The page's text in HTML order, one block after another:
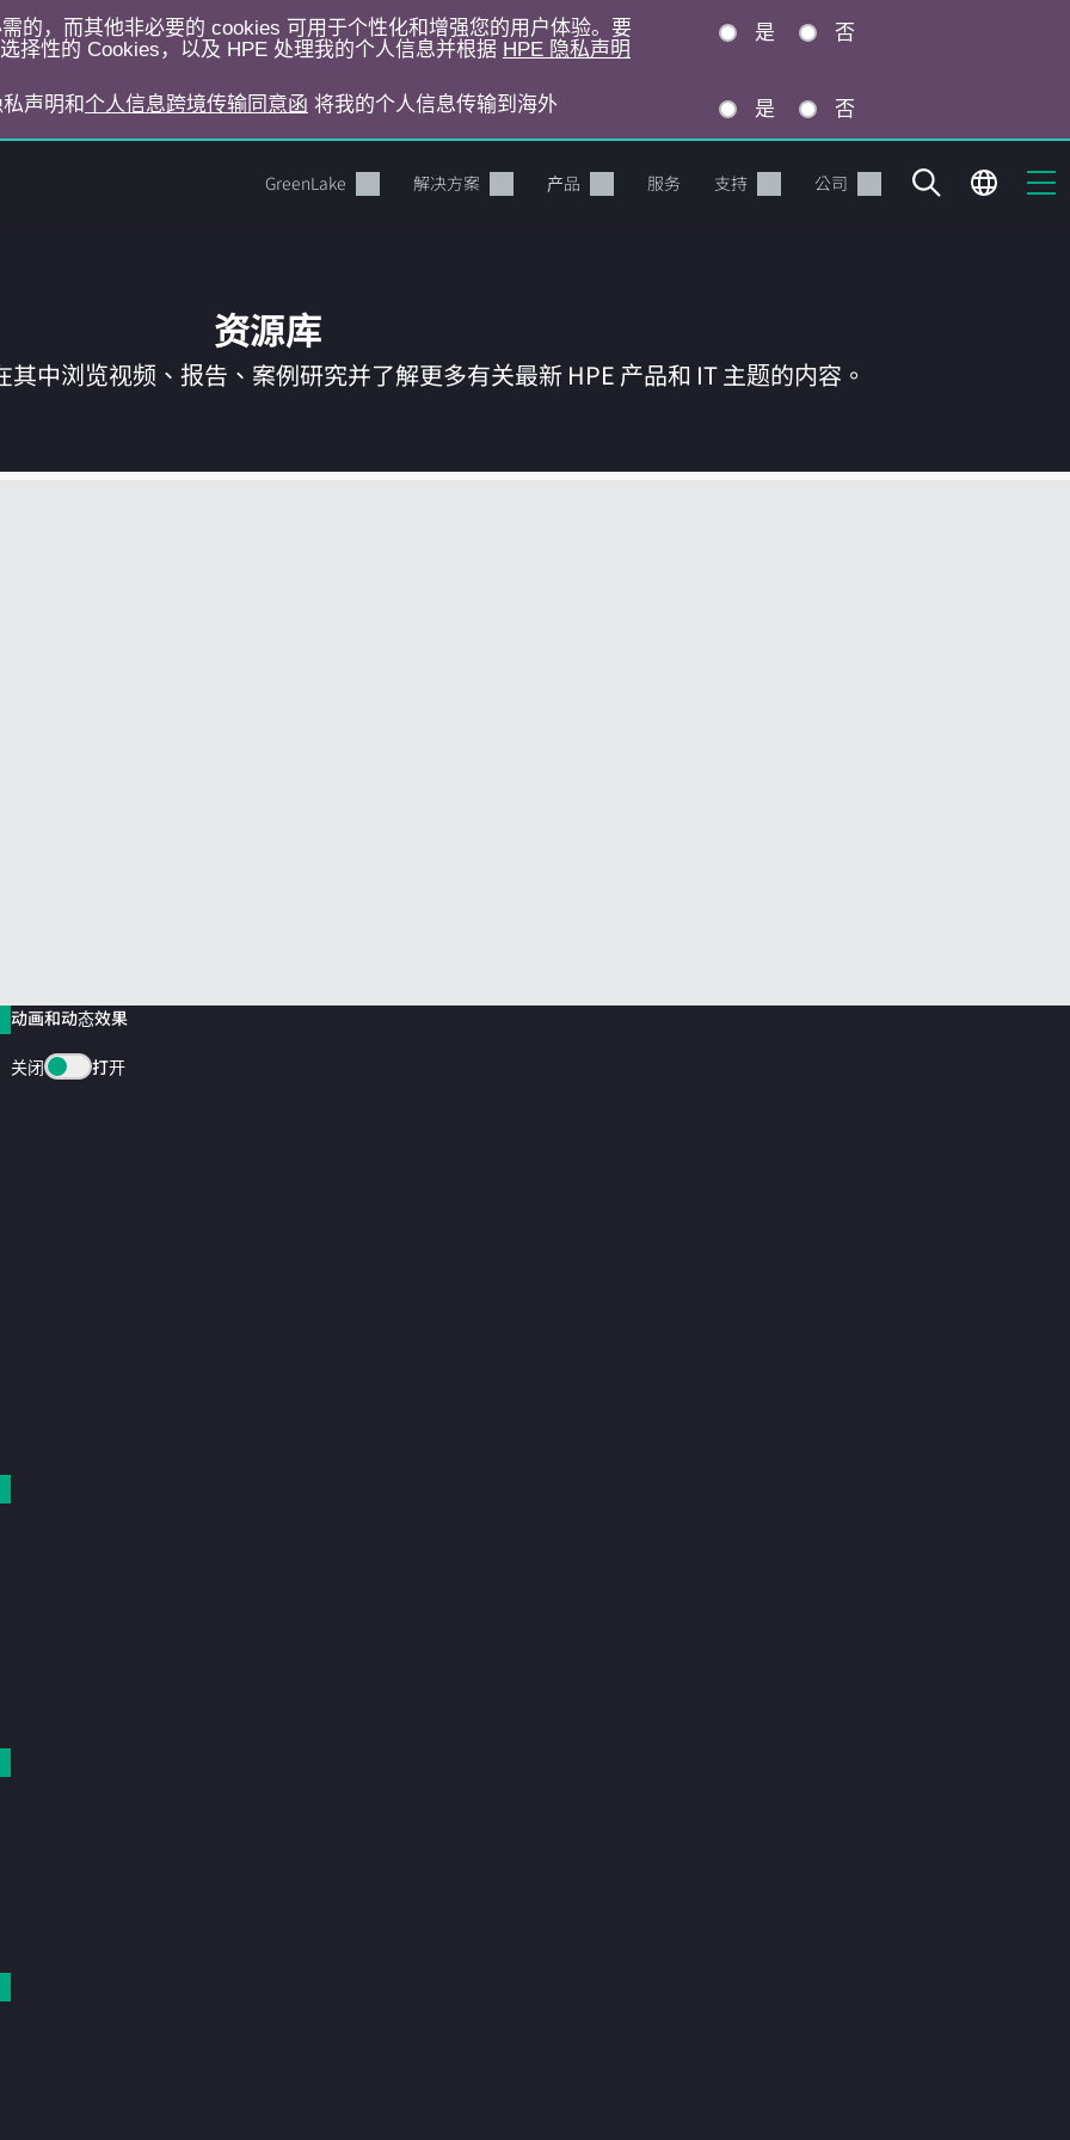
的，而其他非必要的 cookies 可用于个性化和增强您的用户体验。要
择性的 Cookies，以及 HPE 处理我的个人信息并根据 HPE 隐私声明
是 否
声明和 个人信息跨境传输同意函 将我的个人信息传输到海外 是 否
GreenLake 解决方案 产品 服务 支持 公司
您的购物车目前是空的
资源库
中浏览视频、报告、案例研究并了解更多有关最新 HPE 产品和 IT 主题的内容。
动画和动态效果
关闭 打开